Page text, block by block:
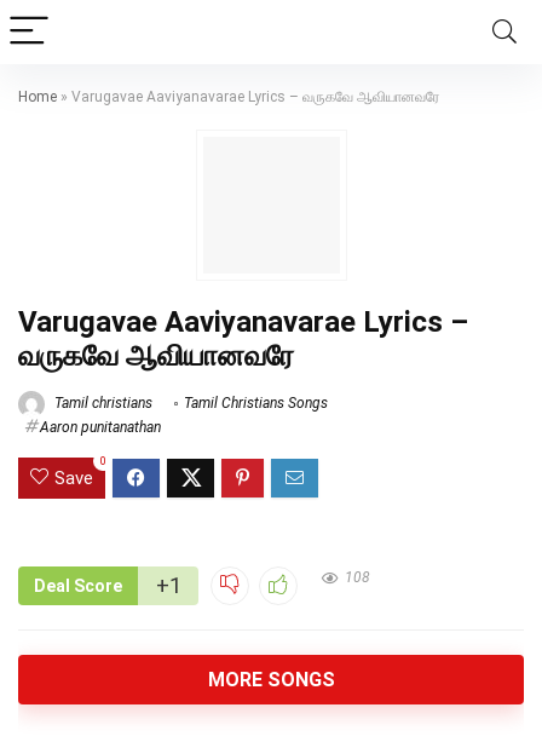
Home » Varugavae Aaviyanavarae Lyrics – வருகவே ஆவியானவரே
Varugavae Aaviyanavarae Lyrics –
வருகவே ஆவியானவரே
Tamil christians
Tamil Christians Songs
Aaron punitanathan
Save
0
Deal Score +1 108
MORE SONGS